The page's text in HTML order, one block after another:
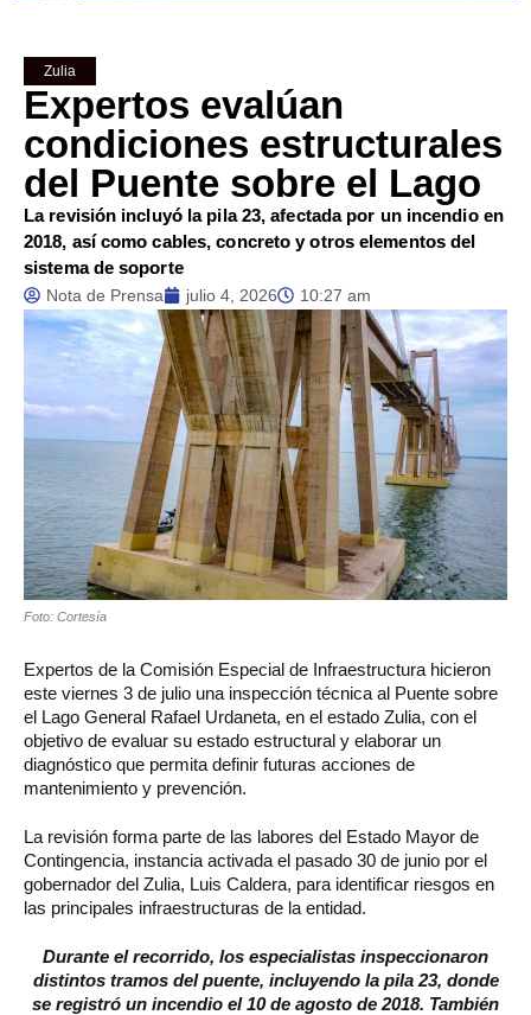
Zulia
Expertos evalúan
condiciones estructurales
del Puente sobre el Lago
La revisión incluyó la pila 23, afectada por un incendio en
2018, así como cables, concreto y otros elementos del
sistema de soporte
Nota de Prensa julio 4, 2026 10:27 am
Foto: Cortesía
Expertos de la Comisión Especial de Infraestructura hicieron
este viernes 3 de julio una inspección técnica al Puente sobre
el Lago General Rafael Urdaneta, en el estado Zulia, con el
objetivo de evaluar su estado estructural y elaborar un
diagnóstico que permita definir futuras acciones de
mantenimiento y prevención.
La revisión forma parte de las labores del Estado Mayor de
Contingencia, instancia activada el pasado 30 de junio por el
gobernador del Zulia, Luis Caldera, para identificar riesgos en
las principales infraestructuras de la entidad.
Durante el recorrido, los especialistas inspeccionaron
distintos tramos del puente, incluyendo la pila 23, donde
se registró un incendio el 10 de agosto de 2018. También